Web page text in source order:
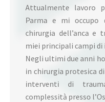
Attualmente lavoro
Parma e mi occupo
chirurgia dell’anca e
miei principali campi di
Negli ultimi due anni
in chirurgia protesica
interventi di
complessità presso